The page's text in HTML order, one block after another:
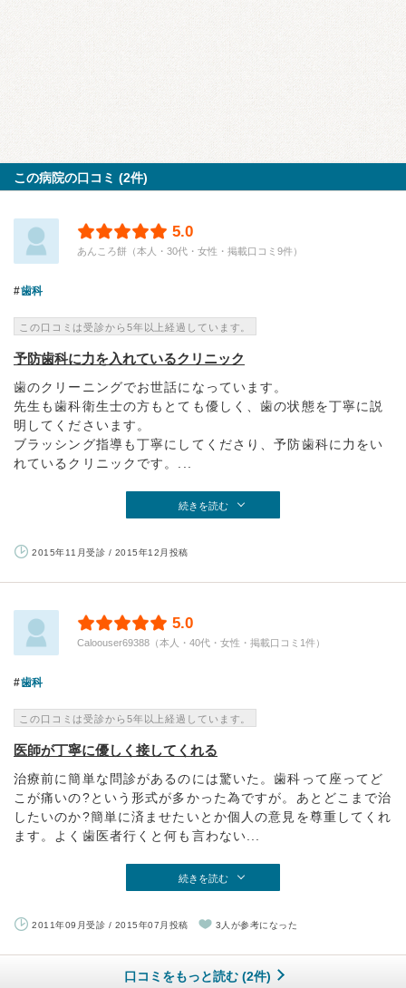
この病院の口コミ (2件)
5.0
あんころ餅（本人・30代・女性・掲載口コミ9件）
歯科
この口コミは受診から5年以上経過しています。
予防歯科に力を入れているクリニック
歯のクリーニングでお世話になっています。
先生も歯科衛生士の方もとても優しく、歯の状態を丁寧に説
明してくださいます。
ブラッシング指導も丁寧にしてくださり、予防歯科に力をい
れているクリニックです。...
続きを読む
2015年11月受診 / 2015年12月投稿
5.0
Caloouser69388（本人・40代・女性・掲載口コミ1件）
歯科
この口コミは受診から5年以上経過しています。
医師が丁寧に優しく接してくれる
治療前に簡単な問診があるのには驚いた。歯科って座ってど
こが痛いの?という形式が多かった為ですが。あとどこまで治
したいのか?簡単に済ませたいとか個人の意見を尊重してくれ
ます。よく歯医者行くと何も言わない...
続きを読む
2011年09月受診 / 2015年07月投稿 3人が参考になった
口コミをもっと読む (2件)